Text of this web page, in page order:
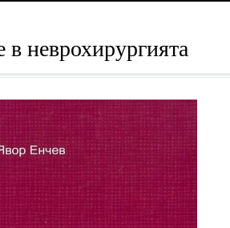
в неврохирургията